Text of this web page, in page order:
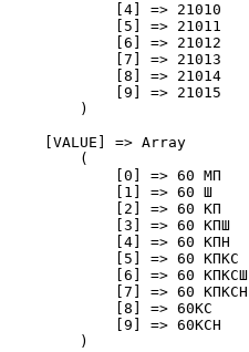
            [4] => 21010
            [5] => 21011
            [6] => 21012
            [7] => 21013
            [8] => 21014
            [9] => 21015
        )
    [VALUE] => Array
        (
            [0] => 60 МП
            [1] => 60 Ш
            [2] => 60 КП
            [3] => 60 КПШ
            [4] => 60 КПН
            [5] => 60 КПКС
            [6] => 60 КПКСШ
            [7] => 60 КПКСН
            [8] => 60КС
            [9] => 60КСН
        )